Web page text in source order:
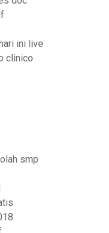
ini live
clinico
smp